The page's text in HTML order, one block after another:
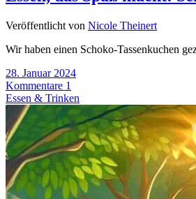
Veröffentlicht von Nicole Theinert
Wir haben einen Schoko-Tassenkuchen
28. Januar 2024
Kommentare 1
Essen & Trinken